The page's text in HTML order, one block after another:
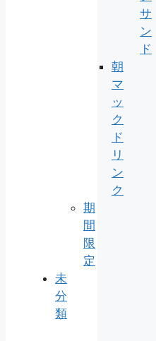
サ
ン
ド
朝
マ
ッ
ク
ド
リ
ン
ク
期
間
限
定
未
分
類